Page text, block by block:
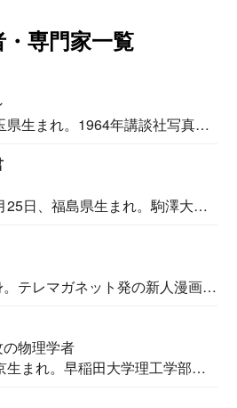
・専門家一覧
県生まれ。1964年講談社写真部
25日、福島県生まれ。駒澤大学
テレマガネット発の新人漫画
物理学者
生まれ。早稲田大学理工学部物